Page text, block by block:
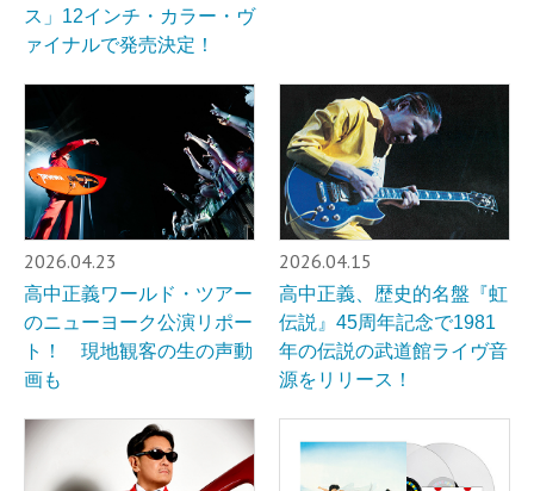
ス」12インチ・カラー・ヴ
ァイナルで発売決定！
2026.04.23
高中正義ワールド・ツアー
のニューヨーク公演リポー
ト！ 現地観客の生の声動
画も
2026.04.15
高中正義、歴史的名盤『虹
伝説』45周年記念で1981
年の伝説の武道館ライヴ音
源をリリース！